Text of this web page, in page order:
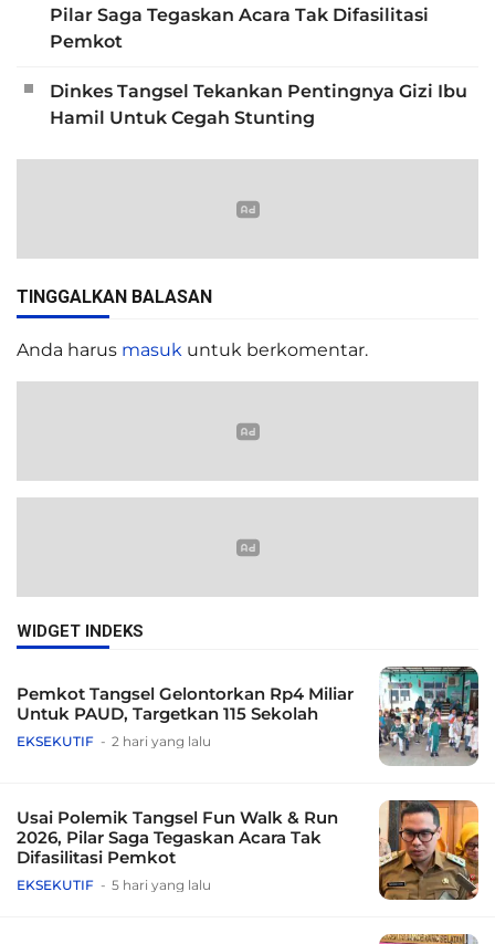
Pilar Saga Tegaskan Acara Tak Difasilitasi
Pemkot
Dinkes Tangsel Tekankan Pentingnya Gizi Ibu
Hamil Untuk Cegah Stunting
TINGGALKAN BALASAN
Anda harus masuk untuk berkomentar.
WIDGET INDEKS
Pemkot Tangsel Gelontorkan Rp4 Miliar
Untuk PAUD, Targetkan 115 Sekolah
EKSEKUTIF 2 hari yang lalu
Usai Polemik Tangsel Fun Walk & Run
2026, Pilar Saga Tegaskan Acara Tak
Difasilitasi Pemkot
EKSEKUTIF 5 hari yang lalu